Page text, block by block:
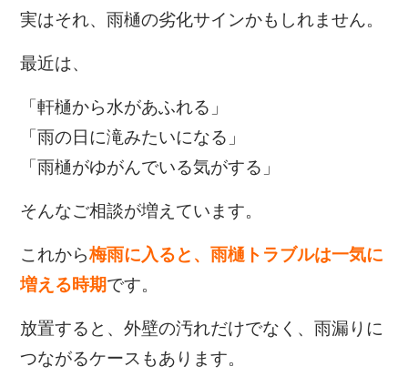
実はそれ、雨樋の劣化サインかもしれません。
最近は、
「軒樋から水があふれる」
「雨の日に滝みたいになる」
「雨樋がゆがんでいる気がする」
そんなご相談が増えています。
これから梅雨に入ると、雨樋トラブルは一気に
増える時期です。
放置すると、外壁の汚れだけでなく、雨漏りに
つながるケースもあります。